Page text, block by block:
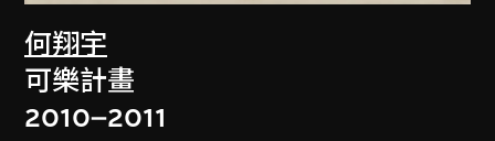
何翔宇
可樂計畫
2010–2011